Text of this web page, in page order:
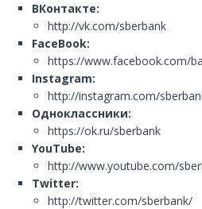
ВКонтакте:
http://vk.com/sberbank
FaceBook:
https://www.facebook.com/
Instagram:
http://instagram.com/
Одноклассники:
https://ok.ru/sberbank
YouTube:
http://www.youtube.com/
Twitter:
http://twitter.com/sberbank/